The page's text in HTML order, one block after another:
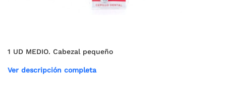
1 UD MEDIO. Cabezal pequeño
Ver descripción completa